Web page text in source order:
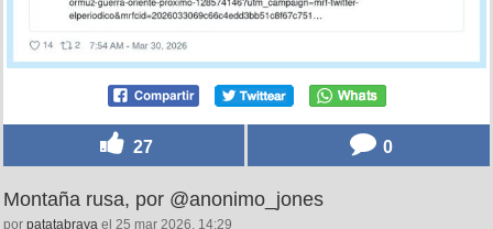
27 0
Montaña rusa, por @anonimo_jones
por patatabrava el 25 mar 2026, 14:29